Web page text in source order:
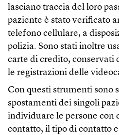
lasciano traccia del loro
paziente è stato verificato
telefono cellulare, a
polizia. Sono stati inoltre
carte di credito, conservati
le registrazioni delle
Con questi strumenti sono
spostamenti dei singoli
individuare le persone con
contatto, il tipo di contatto